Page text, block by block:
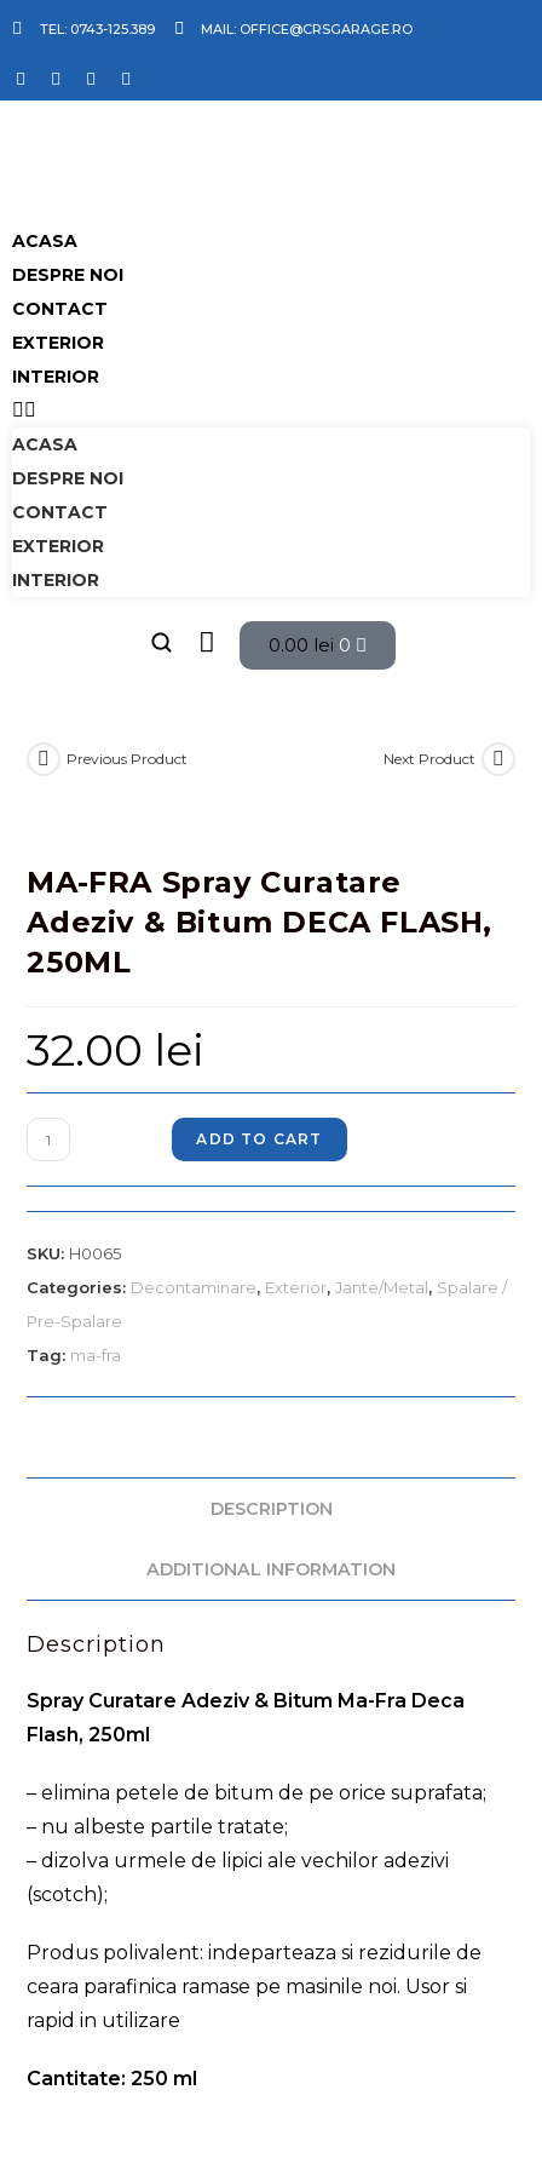
TEL: 0743-125.389 MAIL: OFFICE@CRSGARAGE.RO
ACASA
DESPRE NOI
CONTACT
EXTERIOR
INTERIOR
ACASA
DESPRE NOI
CONTACT
EXTERIOR
INTERIOR
0.00 lei 0
Previous Product Next Product
MA-FRA Spray Curatare
Adeziv & Bitum DECA FLASH,
250ML
32.00 lei
ADD TO CART
SKU: H0065
Categories: Decontaminare, Exterior,Jante/Metal, Spalare /
Pre-Spalare
Tag: ma-fra
DESCRIPTION
ADDITIONAL INFORMATION
Description
Spray Curatare Adeziv & Bitum Ma-Fra Deca
Flash, 250ml
– elimina petele de bitum de pe orice suprafata;
– nu albeste partile tratate;
– dizolva urmele de lipici ale vechilor adezivi
(scotch);
Produs polivalent: indeparteaza si rezidurile de
ceara parafinica ramase pe masinile noi. Usor si
rapid in utilizare
Cantitate: 250 ml